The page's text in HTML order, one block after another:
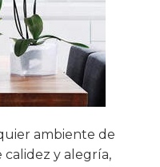
ambiente de
y alegría,